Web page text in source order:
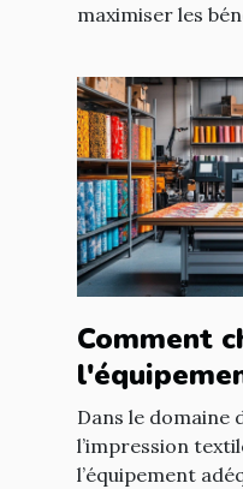
maximiser les
Comment
votre
textile ?
Dans le domaine
l’impression
l’équipement